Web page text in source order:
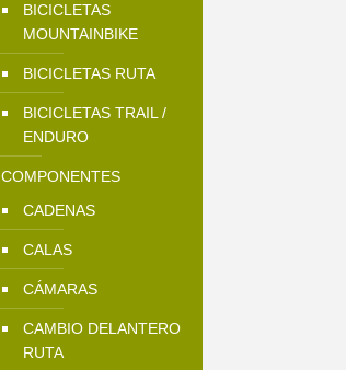
BICICLETAS
MOUNTAINBIKE
BICICLETAS RUTA
BICICLETAS TRAIL /
ENDURO
COMPONENTES
CADENAS
CALAS
CÁMARAS
CAMBIO DELANTERO
RUTA